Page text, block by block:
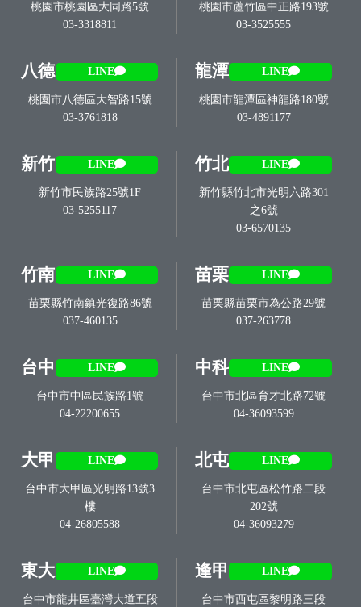
桃園市桃園區大同路5號
03-3318811
桃園市蘆竹區中正路193號
03-3525555
八德 LINE
桃園市八德區大智路15號
03-3761818
龍潭 LINE
桃園市龍潭區神龍路180號
03-4891177
新竹 LINE
新竹市民族路25號1F
03-5255117
竹北 LINE
新竹縣竹北市光明六路301
之6號
03-6570135
竹南 LINE
苗栗縣竹南鎮光復路86號
037-460135
苗栗 LINE
苗栗縣苗栗市為公路29號
037-263778
台中 LINE
台中市中區民族路1號
04-22200655
中科 LINE
台中市北區育才北路72號
04-36093599
大甲 LINE
台中市大甲區光明路13號3
樓
04-26805588
北屯 LINE
台中市北屯區松竹路二段
202號
04-36093279
東大 LINE
台中市龍井區臺灣大道五段
逢甲 LINE
台中市西屯區黎明路三段